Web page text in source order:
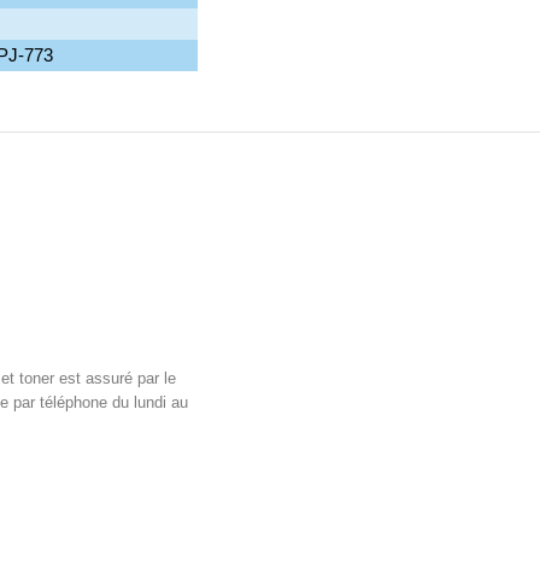
773
toner est assuré par le
par téléphone du lundi au